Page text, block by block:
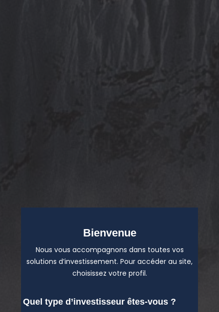
Bienvenue
Nous vous accompagnons dans toutes vos
solutions d’investissement. Pour accéder au site,
choisissez votre profil.
Quel type d’investisseur êtes-vous ?